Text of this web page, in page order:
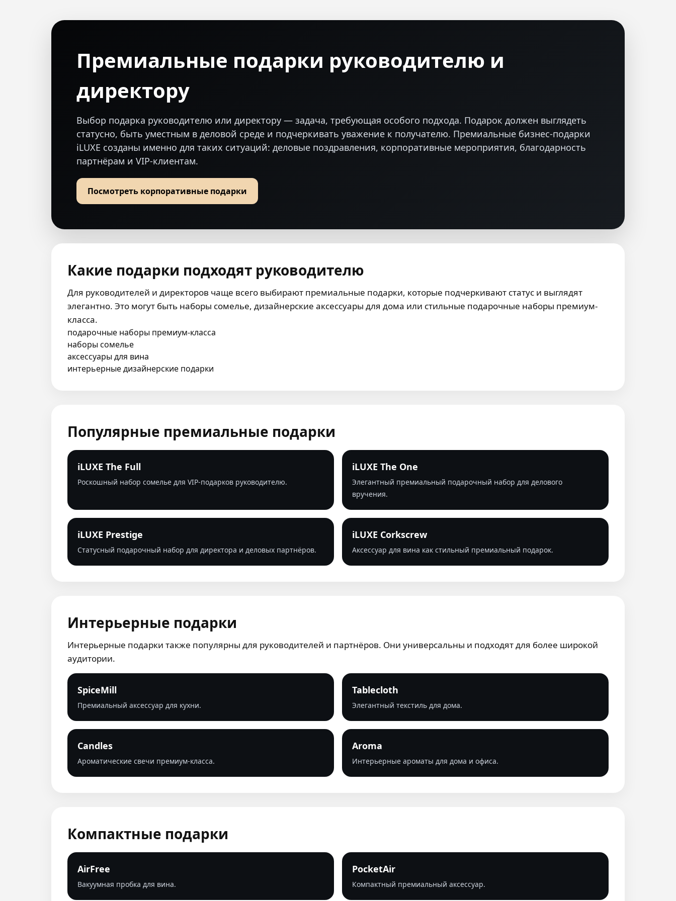
Премиальные подарки руководителю и
директору
Выбор подарка руководителю или директору — задача, требующая особого подхода. Подарок должен выглядеть
статусно, быть уместным в деловой среде и подчеркивать уважение к получателю. Премиальные бизнес-подарки
iLUXE созданы именно для таких ситуаций: деловые поздравления, корпоративные мероприятия, благодарность
партнёрам и VIP-клиентам.
Посмотреть корпоративные подарки
Какие подарки подходят руководителю
Для руководителей и директоров чаще всего выбирают премиальные подарки, которые подчеркивают статус и выглядят
элегантно. Это могут быть наборы сомелье, дизайнерские аксессуары для дома или стильные подарочные наборы премиум-
класса.
подарочные наборы премиум-класса
наборы сомелье
аксессуары для вина
интерьерные дизайнерские подарки
Популярные премиальные подарки
iLUXE The Full
Роскошный набор сомелье для VIP-подарков руководителю.
iLUXE The One
Элегантный премиальный подарочный набор для делового
вручения.
iLUXE Prestige
Статусный подарочный набор для директора и деловых партнёров.
iLUXE Corkscrew
Аксессуар для вина как стильный премиальный подарок.
Интерьерные подарки
Интерьерные подарки также популярны для руководителей и партнёров. Они универсальны и подходят для более широкой
аудитории.
SpiceMill
Премиальный аксессуар для кухни.
Tablecloth
Элегантный текстиль для дома.
Candles
Ароматические свечи премиум-класса.
Aroma
Интерьерные ароматы для дома и офиса.
Компактные подарки
AirFree
Вакуумная пробка для вина.
PocketAir
Компактный премиальный аксессуар.